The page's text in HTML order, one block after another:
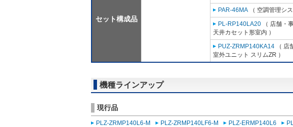
セット構成品
PAR-46MA （ 空調管理シ
PL-RP140LA20 （ 店舗・
天井カセット形室内 ）
PUZ-ZRMP140KA14 （ 店
室外ユニット スリムZR ）
機種ラインアップ
現行品
PLZ-ZRMP140L6-M PLZ-ZRMP140LF6-M PLZ-ERMP140L6